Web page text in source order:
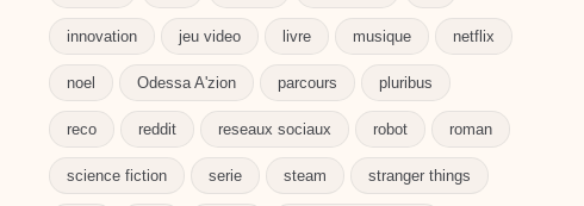
innovation jeu video livre musique netflix
noel Odessa A'zion parcours pluribus
reco reddit reseaux sociaux robot roman
science fiction serie steam stranger things